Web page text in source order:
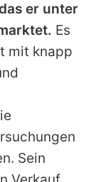
er unter
Es
mit knapp
Sein